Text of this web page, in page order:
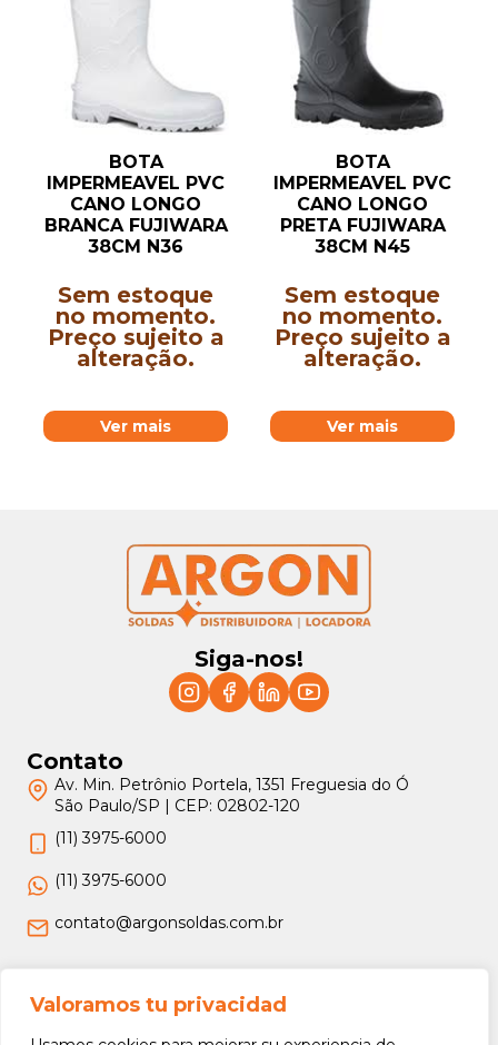
Valoramos tu privacidad
BOTA
IMPERMEAVEL PVC
CANO LONGO
BRANCA FUJIWARA
38CM N36
Sem estoque
no momento.
Preço sujeito a
alteração.
Ver mais
BOTA
IMPERMEAVEL PVC
CANO LONGO
PRETA FUJIWARA
38CM N45
Sem estoque
no momento.
Preço sujeito a
alteração.
Ver mais
Siga-nos!
Contato
Av. Min. Petrônio Portela, 1351 Freguesia do Ó
São Paulo/SP | CEP: 02802-120
(11) 3975-6000
(11) 3975-6000
contato@argonsoldas.com.br
Jurídico
Termos e Condições